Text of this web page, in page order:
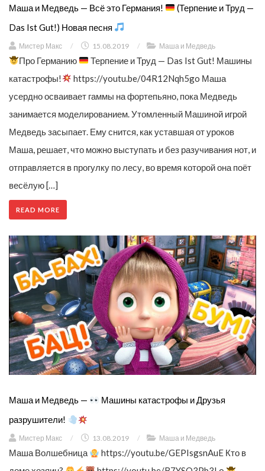
Маша и Медведь — Всё это Германия!
(Терпение и Труд —
Das Ist Gut!) Новая песня
Мистер Макс / 15.08.2019 / Маша и Медведь
Про Германию
Терпение и Труд — Das Ist Gut! Машины
катастрофы!
https://youtu.be/04R12Nqh5go Маша
усердно осваивает гаммы на фортепьяно, пока Медведь
занимается моделированием. Утомленный Машиной игрой
Медведь засыпает. Ему снится, как уставшая от уроков
Маша, решает, что можно выступать и без разучивания нот, и
отправляется в прогулку по лесу, во время которой она поёт
весёлую […]
READ MORE
Маша и Медведь —
Машины катастрофы и Друзья
разрушители!
Мистер Макс / 13.08.2019 / Маша и Медведь
Маша Волшебница
https://youtu.be/GEPIsgsnAuE Кто в